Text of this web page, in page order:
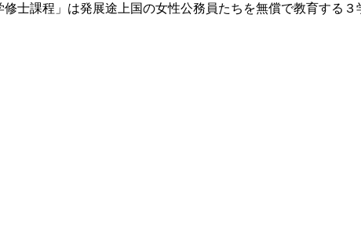
士課程」は発展途上国の女性公務員たちを無償で教育する